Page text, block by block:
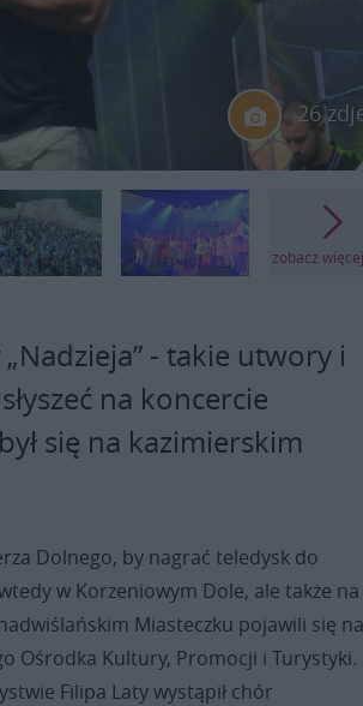
26
zobacz
„Nadzieja” - takie utwory i
na koncercie
się na kazimierskim
Dolnego, by nagrać teledysk do
w Korzeniowym Dole, ale także na
Miasteczku pojawili się
Ośrodka Kultury, Promocji i Turystyki.
Filipa Laty wystąpił chór